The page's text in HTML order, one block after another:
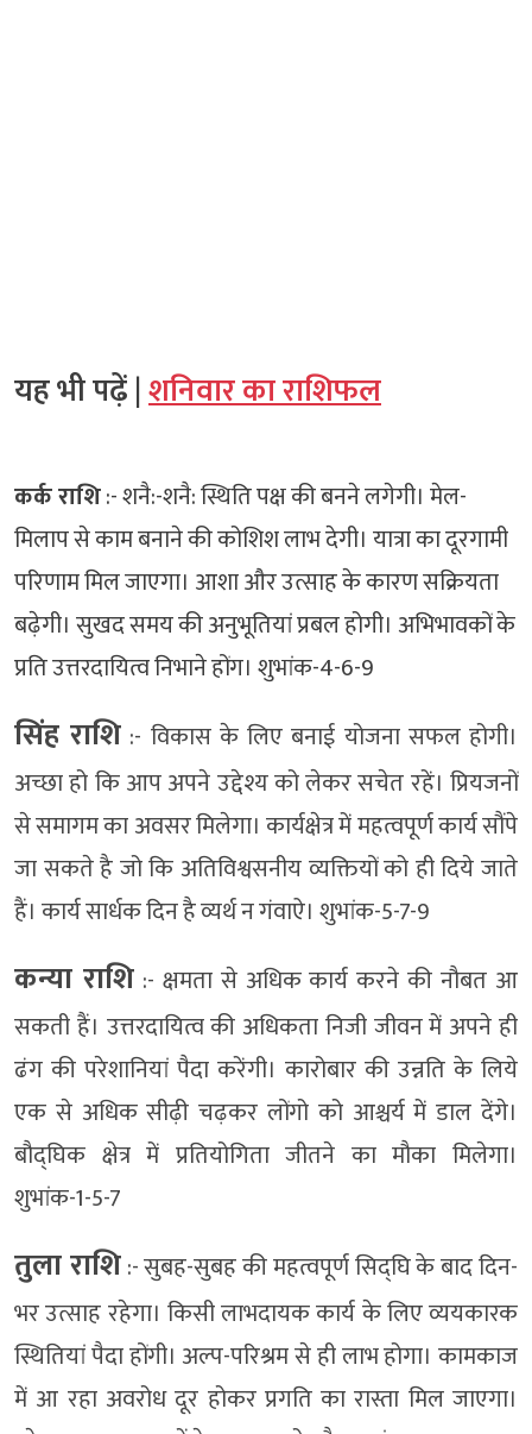
यह भी पढ़ें |शनिवार का राशिफल
कर्क राशि:- शनै:-शनै: स्थिति पक्ष की बनने लगेगी। मेल-
मिलाप से काम बनाने की कोशिश लाभ देगी। यात्रा का दूरगामी
परिणाम मिल जाएगा। आशा और उत्साह के कारण सक्रियता
बढ़ेगी। सुखद समय की अनुभूतियां प्रबल होगी। अभिभावकों के
प्रति उत्तरदायित्व निभाने होंग। शुभांक-4-6-9
सिंह राशि :- विकास के लिए बनाई योजना सफल होगी।
अच्छा हो कि आप अपने उद्देश्य को लेकर सचेत रहें। प्रियजनों
से समागम का अवसर मिलेगा। कार्यक्षेत्र में महत्वपूर्ण कार्य सौंपे
जा सकते है जो कि अतिविश्वसनीय व्यक्तियों को ही दिये जाते
हैं। कार्य सार्धक दिन है व्यर्थ न गंवाऐ। शुभांक-5-7-9
कन्या राशि:- क्षमता से अधिक कार्य करने की नौबत आ
सकती हैं। उत्तरदायित्व की अधिकता निजी जीवन में अपने ही
ढंग की परेशानियां पैदा करेंगी। कारोबार की उन्नति के लिये
एक से अधिक सीढ़ी चढ़कर लोंगो को आश्चर्य में डाल देंगे।
बौद्घिक क्षेत्र में प्रतियोगिता जीतने का मौका मिलेगा।
शुभांक-1-5-7
तुला राशि:- सुबह-सुबह की महत्वपूर्ण सिद्घि के बाद दिन-
भर उत्साह रहेगा। किसी लाभदायक कार्य के लिए व्ययकारक
स्थितियां पैदा होंगी। अल्प-परिश्रम से ही लाभ होगा। कामकाज
में आ रहा अवरोध दूर होकर प्रगति का रास्ता मिल जाएगा।